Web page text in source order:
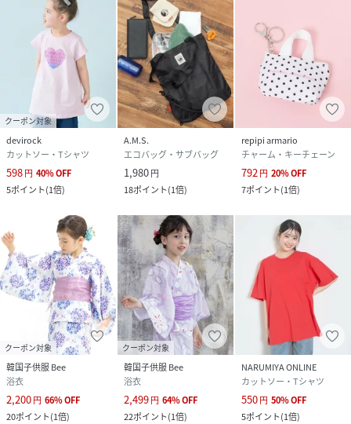
クーポン対象
devirock
カットソー・Tシャツ
598円 40%OFF
5ポイント(1倍)
A.M.S.
エコバッグ・サブバッグ
1,980円
18ポイント(1倍)
repipi armario
チャーム・キーチェーン
792円 20%OFF
7ポイント(1倍)
クーポン対象
韓国子供服 Bee
浴衣
2,200円 66%OFF
20ポイント(1倍)
クーポン対象
韓国子供服 Bee
浴衣
2,499円 64%OFF
22ポイント(1倍)
NARUMIYA ONLINE
カットソー・Tシャツ
550円 50%OFF
5ポイント(1倍)